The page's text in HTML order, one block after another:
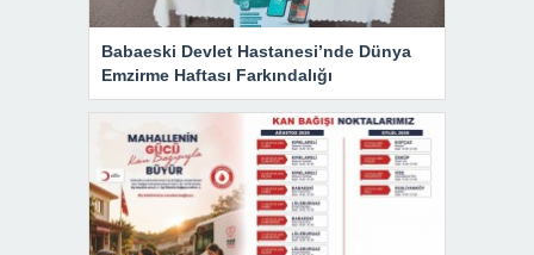
Babaeski Devlet Hastanesi’nde Dünya
Emzirme Haftası Farkındalığı